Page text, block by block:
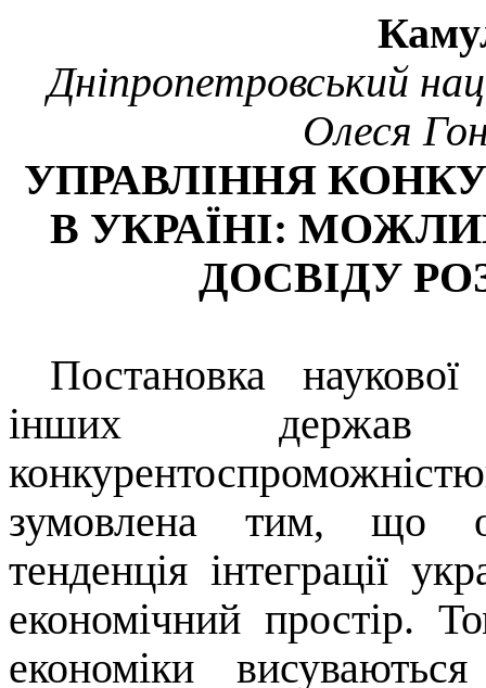
Дніпропетровський
Олеся
УПРАВЛІННЯ
В УКРАЇНІ:
ДОСВІДУ
Постановка
інших держав
зумовлена тим, що
тенденція інтеграції
економічний простір.
економіки